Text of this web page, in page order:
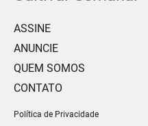
ASSINE
ANUNCIE
QUEM SOMOS
CONTATO
Política de Privacidade